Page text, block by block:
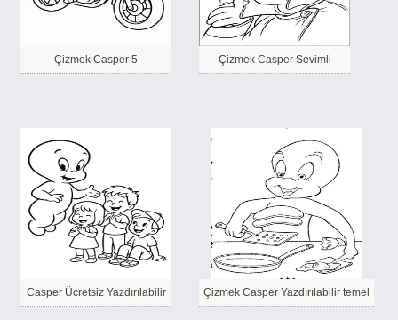
Çizmek Casper 5 Çizmek Casper Sevimli
Casper Ücretsiz Yazdırılabilir Çizmek Casper Yazdırılabilir temel